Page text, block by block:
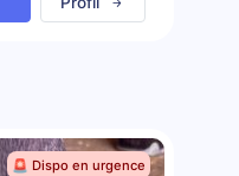
🚨 Dispo en urgence